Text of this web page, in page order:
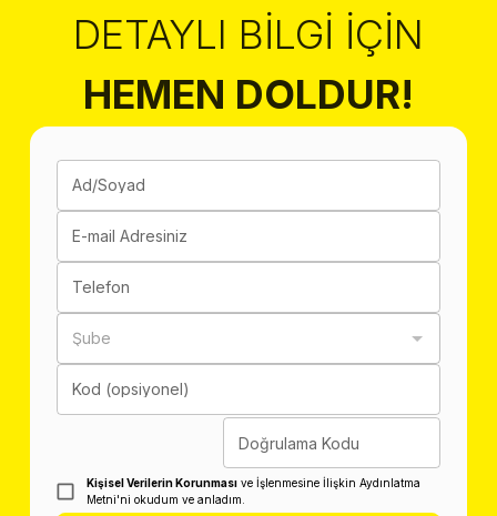
DETAYLI BILGI İÇIN
HEMEN DOLDUR!
Ad/Soyad
E-mail Adresiniz
Telefon
Şube
Kod (opsiyonel)
Doğrulama Kodu
Kişisel Verilerin Korunması ve İşlenmesine İlişkin Aydınlatma
Metni'ni okudum ve anladım.